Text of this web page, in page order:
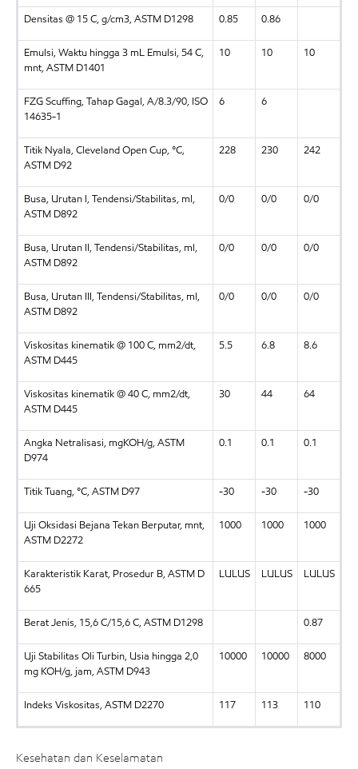
Densitas @ 15 C, g/cm3, ASTM D1298 0.85 0.86
Emulsi, Waktu hingga 3 mL Emulsi, 54 C,
mnt, ASTM D1401
10 10 10
FZG Scuffing, Tahap Gagal, A/8.3/90, ISO
14635-1
6 6
Titik Nyala, Cleveland Open Cup, °C,
ASTM D92
228 230 242
Busa, Urutan I, Tendensi/Stabilitas, ml,
ASTM D892
0/0 0/0 0/0
Busa, Urutan II, Tendensi/Stabilitas, ml,
ASTM D892
0/0 0/0 0/0
Busa, Urutan III, Tendensi/Stabilitas, ml,
ASTM D892
0/0 0/0 0/0
Viskositas kinematik @ 100 C, mm2/dt,
ASTM D445
5.5 6.8 8.6
Viskositas kinematik @ 40 C, mm2/dt,
ASTM D445
30 44 64
Angka Netralisasi, mgKOH/g, ASTM
D974
0.1 0.1 0.1
Titik Tuang, °C, ASTM D97 -30 -30 -30
Uji Oksidasi Bejana Tekan Berputar, mnt,
ASTM D2272
1000 1000 1000
Karakteristik Karat, Prosedur B, ASTM D
665
LULUS LULUS LULUS
Berat Jenis, 15,6 C/15,6 C, ASTM D1298 0.87
Uji Stabilitas Oli Turbin, Usia hingga 2,0
mg KOH/g, jam, ASTM D943
10000 10000 8000
Indeks Viskositas, ASTM D2270 117 113 110
Kesehatan dan Keselamatan